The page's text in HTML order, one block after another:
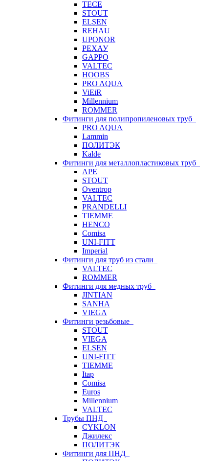
TECE
STOUT
ELSEN
REHAU
UPONOR
РЕХАУ
GAPPO
VALTEC
HOOBS
PRO AQUA
ViEiR
Millennium
ROMMER
Фитинги для полипропиленовых труб
PRO AQUA
Lammin
ПОЛИТЭК
Kalde
Фитинги для металлопластиковых труб
APE
STOUT
Oventrop
VALTEC
PRANDELLI
TIEMME
HENCO
Comisa
UNI-FITT
Imperial
Фитинги для труб из стали
VALTEC
ROMMER
Фитинги для медных труб
JINTIAN
SANHA
VIEGA
Фитинги резьбовые
STOUT
VIEGA
ELSEN
UNI-FITT
TIEMME
Itap
Comisa
Euros
Millennium
VALTEC
Трубы ПНД
CYKLON
Джилекс
ПОЛИТЭК
Фитинги для ПНД